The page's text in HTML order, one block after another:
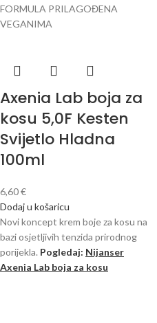
FORMULA PRILAGOĐENA
VEGANIMA
Axenia Lab boja za
kosu 5,0F Kesten
Svijetlo Hladna
100ml
6,60€
Dodaj u košaricu
Novi koncept krem ​​boje za kosu na
bazi osjetljivih tenzida prirodnog
porijekla. Pogledaj: Nijanser
Axenia Lab boja za kosu